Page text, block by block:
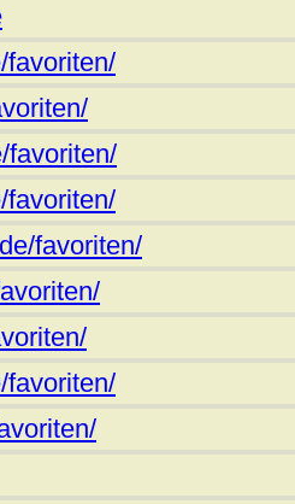
favoriten/
favoriten/
favoriten/
favoriten/
favoriten/